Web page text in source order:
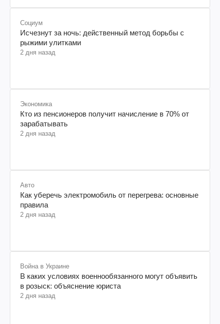
Социум
Исчезнут за ночь: действенный метод борьбы с
рыжими улитками
2 дня назад
Экономика
Кто из пенсионеров получит начисление в 70% от
зарабатывать
2 дня назад
Авто
Как уберечь электромобиль от перегрева: основные
правила
2 дня назад
Война в Украине
В каких условиях военнообязанного могут объявить
в розыск: объяснение юриста
2 дня назад